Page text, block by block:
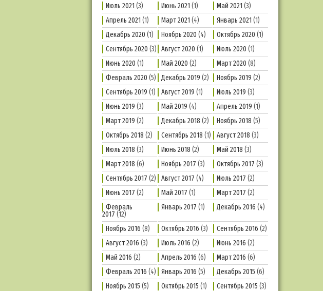
Июль 2021 (3) Июнь 2021 (1) Май 2021 (3)
Апрель 2021 (1) Март 2021 (4) Январь 2021 (1)
Декабрь 2020 (1) Ноябрь 2020 (4) Октябрь 2020 (1)
Сентябрь 2020 (3) Август 2020 (1) Июль 2020 (1)
Июнь 2020 (1) Май 2020 (2) Март 2020 (8)
Февраль 2020 (5) Декабрь 2019 (2) Ноябрь 2019 (2)
Сентябрь 2019 (1) Август 2019 (1) Июль 2019 (3)
Июнь 2019 (3) Май 2019 (4) Апрель 2019 (1)
Март 2019 (2) Декабрь 2018 (2) Ноябрь 2018 (5)
Октябрь 2018 (2) Сентябрь 2018 (1) Август 2018 (3)
Июль 2018 (3) Июнь 2018 (2) Май 2018 (3)
Март 2018 (6) Ноябрь 2017 (3) Октябрь 2017 (3)
Сентябрь 2017 (2) Август 2017 (4) Июль 2017 (2)
Июнь 2017 (2) Май 2017 (1) Март 2017 (2)
Февраль
2017 (12)
Январь 2017 (1) Декабрь 2016 (4)
Ноябрь 2016 (8) Октябрь 2016 (3) Сентябрь 2016 (2)
Август 2016 (3) Июль 2016 (2) Июнь 2016 (2)
Май 2016 (2) Апрель 2016 (6) Март 2016 (6)
Февраль 2016 (4) Январь 2016 (5) Декабрь 2015 (6)
Ноябрь 2015 (5) Октябрь 2015 (1) Сентябрь 2015 (3)